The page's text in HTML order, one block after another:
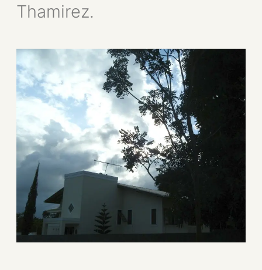
Thamirez.